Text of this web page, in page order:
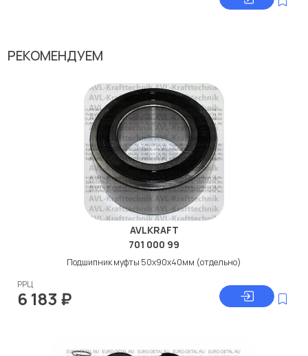
РЕКОМЕНДУЕМ
AVLKRAFT
701 000 99
Подшипник муфты 50x90x40мм (отдельно)
РРЦ
6 183 ₽